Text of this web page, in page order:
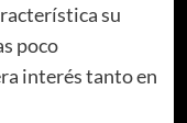
su
poco
interés tanto en